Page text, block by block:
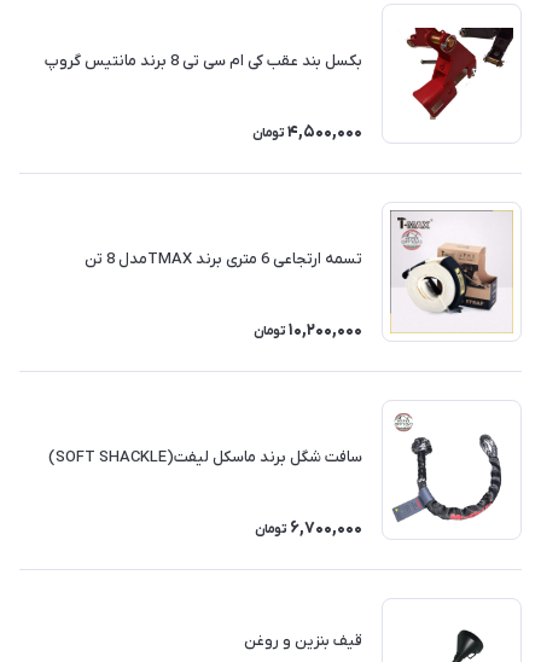
بکسل بند عقب کی ام سی تی 8 برند مانتیس گروپ
4,500,000 تومان
تسمه ارتجاعی 6 متری برند TMAXمدل 8 تن
10,200,000 تومان
سافت شگل برند ماسکل لیفت(SOFT SHACKLE)
6,700,000 تومان
قیف بنزین و روغن